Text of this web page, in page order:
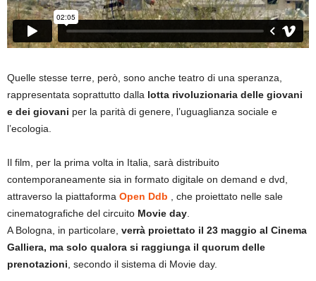
Quelle stesse terre, però, sono anche teatro di una speranza,
rappresentata soprattutto dalla lotta rivoluzionaria delle giovani
e dei giovani per la parità di genere, l’uguaglianza sociale e
l’ecologia.
Il film, per la prima volta in Italia, sarà distribuito
contemporaneamente sia in formato digitale on demand e dvd,
attraverso la piattaforma Open Ddb , che proiettato nelle sale
cinematografiche del circuito Movie day.
A Bologna, in particolare, verrà proiettato il 23 maggio al Cinema
Galliera, ma solo qualora si raggiunga il quorum delle
prenotazioni, secondo il sistema di Movie day.